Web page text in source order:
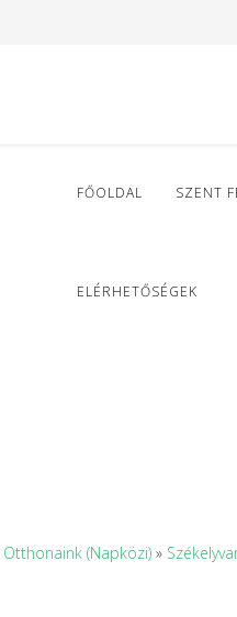
FŐOLDAL SZENT
ELÉRHETŐSÉGEK
Otthonaink (Napközi) »